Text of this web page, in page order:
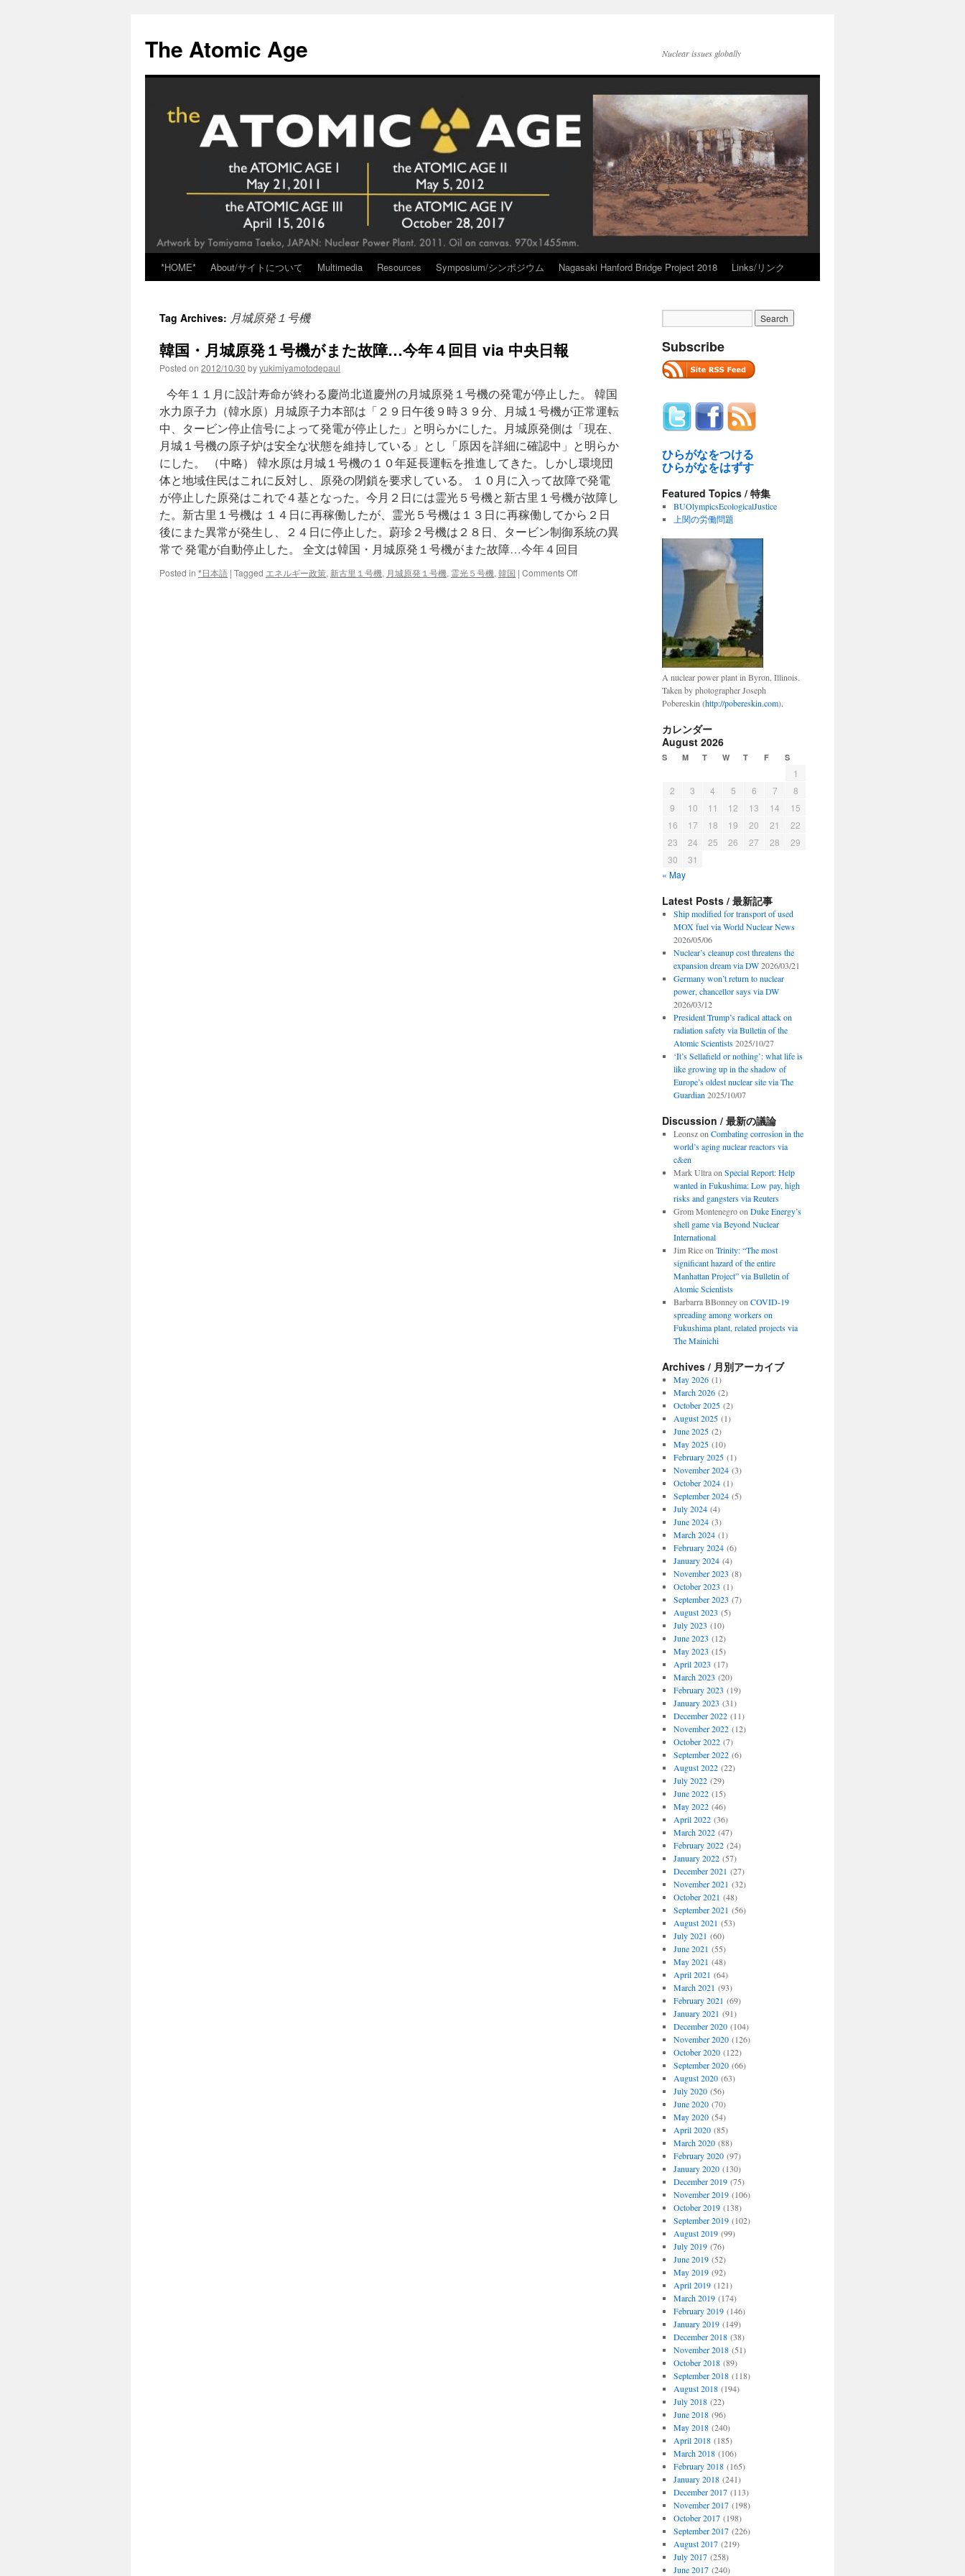
content
The Atomic Age Nuclear issues globally
*HOME* About/サイトについて Multimedia Resources Symposium/シンポジウム Nagasaki Hanford Bridge Project 2018 Links/リンク
Tag Archives: 月城原発１号機
韓国・月城原発１号機がまた故障…今年４回目 via 中央日報
Posted on 2012/10/30 byyukimiyamotodepaul
今年１１月に設計寿命が終わる慶尚北道慶州の月城原発１号機の発電が停止した。 韓国
水力原子力（韓水原）月城原子力本部は「２９日午後９時３９分、月城１号機が正常運転
中、タービン停止信号によって発電が停止した」と明らかにした。月城原発側は「現在、
月城１号機の原子炉は安全な状態を維持している」とし「原因を詳細に確認中」と明らか
にした。 （中略） 韓水原は月城１号機の１０年延長運転を推進してきた。しかし環境団
体と地域住民はこれに反対し、原発の閉鎖を要求している。 １０月に入って故障で発電
が停止した原発はこれで４基となった。今月２日には霊光５号機と新古里１号機が故障し
た。新古里１号機は １４日に再稼働したが、霊光５号機は１３日に再稼働してから２日
後にまた異常が発生し、２４日に停止した。蔚珍２号機は２８日、タービン制御系統の異
常で 発電が自動停止した。 全文は韓国・月城原発１号機がまた故障…今年４回目
Posted in *日本語 | Tagged エネルギー政策, 新古里１号機, 月城原発１号機, 霊光５号機, 韓国 | Comments Offon
Subscribe
ひらがなをつける
ひらがなをはずす
Featured Topics / 特集
BUOlympicsEcologicalJustice
上関の労働問題
A nuclear power plant in Byron, Illinois.
Taken by photographer Joseph
Pobereskin (http://pobereskin.com).
カレンダー
August 2026
S M T W T F S
1
2
3 4 5 6 7
8
9
10 11 12 13 14
15
16
17 18 19 20 21
22
23
24 25 26 27 28
29
30
31
« May
Latest Posts / 最新記事
Ship modified for transport of used
MOX fuel via World Nuclear News
2026/05/06
Nuclear’s cleanup cost threatens the
expansion dream via DW 2026/03/21
Germany won’t return to nuclear
power, chancellor says via DW
2026/03/12
President Trump’s radical attack on
radiation safety via Bulletin of the
Atomic Scientists 2025/10/27
‘It’s Sellafield or nothing’: what life is
like growing up in the shadow of
Europe’s oldest nuclear site via The
Guardian 2025/10/07
Discussion / 最新の議論
Leonszon Combating corrosion in the
world’s aging nuclear reactors via
c&en
Mark Ultraon Special Report: Help
wanted in Fukushima: Low pay, high
risks and gangsters via Reuters
Grom Montenegroon Duke Energy’s
shell game via Beyond Nuclear
International
Jim Riceon Trinity: “The most
significant hazard of the entire
Manhattan Project” via Bulletin of
Atomic Scientists
Barbarra BBonneyon COVID-19
spreading among workers on
Fukushima plant, related projects via
The Mainichi
Archives / 月別アーカイブ
May 2026(1)
March 2026(2)
October 2025(2)
August 2025(1)
June 2025(2)
May 2025(10)
February 2025(1)
November 2024(3)
October 2024(1)
September 2024(5)
July 2024(4)
June 2024(3)
March 2024(1)
February 2024(6)
January 2024(4)
November 2023 (8)
October 2023 (1)
September 2023 (7)
August 2023 (5)
July 2023 (10)
June 2023 (12)
May 2023 (15)
April 2023 (17)
March 2023 (20)
February 2023 (19)
January 2023 (31)
December 2022(11)
November 2022(12)
October 2022(7)
September 2022(6)
August 2022(22)
July 2022(29)
June 2022(15)
May 2022(46)
April 2022(36)
March 2022(47)
February 2022(24)
January 2022(57)
December 2021 (27)
November 2021 (32)
October 2021 (48)
September 2021 (56)
August 2021 (53)
July 2021 (60)
June 2021 (55)
May 2021 (48)
April 2021 (64)
March 2021 (93)
February 2021 (69)
January 2021 (91)
December 2020(104)
November 2020(126)
October 2020(122)
September 2020(66)
August 2020(63)
July 2020(56)
June 2020(70)
May 2020(54)
April 2020(85)
March 2020(88)
February 2020(97)
January 2020(130)
December 2019(75)
November 2019(106)
October 2019(138)
September 2019(102)
August 2019(99)
July 2019(76)
June 2019(52)
May 2019(92)
April 2019(121)
March 2019(174)
February 2019(146)
January 2019(149)
December 2018(38)
November 2018(51)
October 2018(89)
September 2018(118)
August 2018(194)
July 2018(22)
June 2018(96)
May 2018(240)
April 2018(185)
March 2018(106)
February 2018(165)
January 2018(241)
December 2017(113)
November 2017(198)
October 2017(198)
September 2017(226)
August 2017(219)
July 2017(258)
June 2017(240)